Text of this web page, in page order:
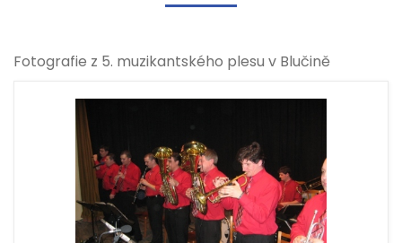
Fotografie z 5. muzikantského plesu v Blučině